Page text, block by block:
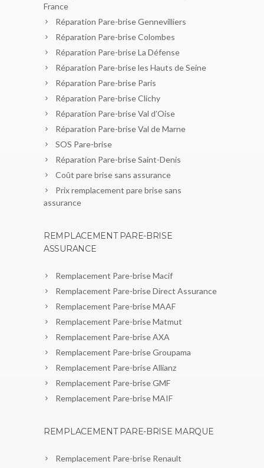
France
Réparation Pare-brise Gennevilliers
Réparation Pare-brise Colombes
Réparation Pare-brise La Défense
Réparation Pare-brise les Hauts de Seine
Réparation Pare-brise Paris
Réparation Pare-brise Clichy
Réparation Pare-brise Val d’Oise
Réparation Pare-brise Val de Marne
SOS Pare-brise
Réparation Pare-brise Saint-Denis
Coût pare brise sans assurance
Prix remplacement pare brise sans
assurance
REMPLACEMENT PARE-BRISE
ASSURANCE
Remplacement Pare-brise Macif
Remplacement Pare-brise Direct Assurance
Remplacement Pare-brise MAAF
Remplacement Pare-brise Matmut
Remplacement Pare-brise AXA
Remplacement Pare-brise Groupama
Remplacement Pare-brise Allianz
Remplacement Pare-brise GMF
Remplacement Pare-brise MAIF
REMPLACEMENT PARE-BRISE MARQUE
Remplacement Pare-brise Renault